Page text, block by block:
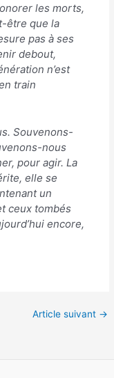
les morts,
être que la
pas à ses
debout,
n’est
train
Souvenons-
nous
pour agir. La
elle se
un
ceux tombés
encore,
Article suivant →